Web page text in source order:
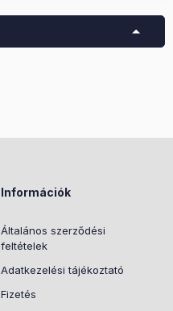
Információk
Általános szerződési
feltételek
Adatkezelési tájékoztató
Fizetés